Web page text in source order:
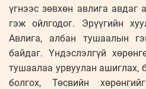
үгнээс зөвхөн авлига авдаг
гэж ойлгодог. Эрүүгийн
Авлига, албан тушаалын
байдаг. Үндэслэлгүй
тушаалаа урвуулан ашиглах,
болгох, Төсвийн